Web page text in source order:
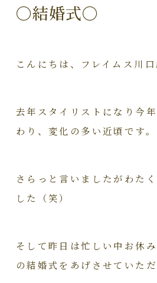
〇結婚式〇
こんにちは、フレイムス川口
去年スタイリストになり今
わり、変化の多い近頃です。
さらっと言いましたがわた
した（笑）
そして昨日は忙しい中お休
の結婚式をあげさせていただ